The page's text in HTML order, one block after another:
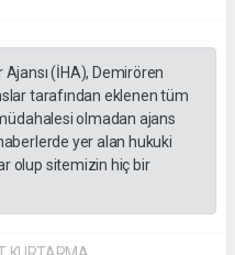
(İHA), Demirören
tarafından eklenen tüm
olmadan ajans
yer alan hukuki
olup sitemizin hiç bir